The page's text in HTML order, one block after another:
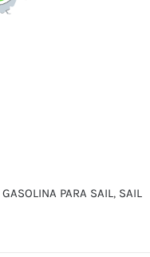
GASOLINA PARA SAIL, SAIL